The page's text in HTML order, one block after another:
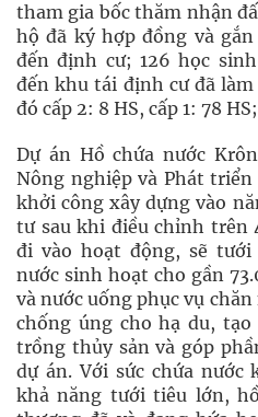
tham gia bốc thăm nhận
hộ đã ký hợp đồng và
đến định cư; 126 học
đến khu tái định cư đã
đó cấp 2: 8 HS, cấp 1: 78
Dự án Hồ chứa nước
Nông nghiệp và Phát
khởi công xây dựng vào
tư sau khi điều chỉnh trên
đi vào hoạt động, sẽ tưới
nước sinh hoạt cho gần
và nước uống phục vụ
chống úng cho hạ du,
trồng thủy sản và góp
dự án. Với sức chứa nước
khả năng tưới tiêu lớn,